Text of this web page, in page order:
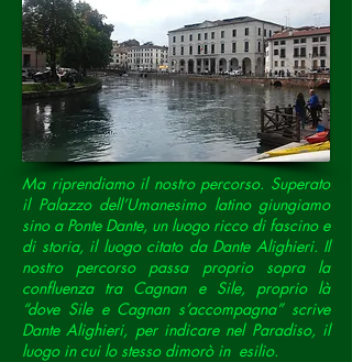
Ma riprendiamo il nostro percorso. Superato
il Palazzo dell’Umanesimo latino giungiamo
sino a Ponte Dante, un luogo ricco di fascino e
di storia, il luogo citato da Dante Alighieri. Il
nostro percorso passa proprio sopra la
confluenza tra Cagnan e Sile, proprio là
“dove Sile e Cagnan s’accompagna” scrive
Dante Alighieri, per indicare nel Paradiso, il
luogo in cui lo stesso dimorò in esilio.